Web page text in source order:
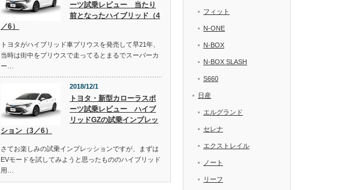
ーツ試乗レビュー 当たり
前となったハイブリッド（4
／6）
トヨタがハイブリッド車プリウスを発売して早21年、
当時は街中をプリウスで走ってるとまるでスーパーカ
ー…
2018/12/1
トヨタ・新型カローラスポ
ーツ試乗レビュー ハイブ
リッドGZの試乗インプレッ
ション（3／6）
さてお楽しみの試乗インプレッションですが、まずは
EVモードを試してみようと思ったもののハイブリッド
用…
フィット
N-ONE
N-BOX
N-BOX SLASH
S660
日産
エルグランド
セレナ
エクストレイル
ノート
リーフ